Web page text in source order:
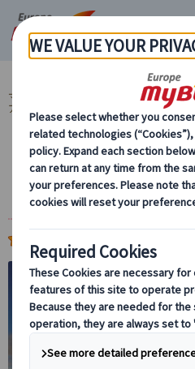
マイバス・ヨーロッパ イギリス (48)
アー (12)
世界遺産を訪ねて！ス
前・午後